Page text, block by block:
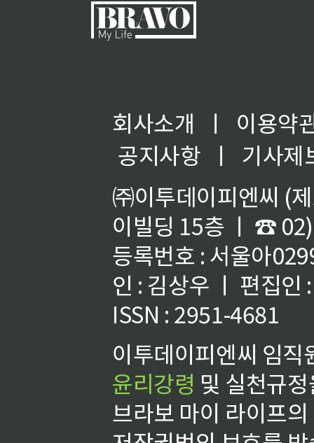
회사소개 ㅣ
이용약
공지사항
ㅣ
기사제
㈜이투데이피엔씨 (
이빌딩 15층 ㅣ ☎
등록번호 : 서울아
인 : 김상우 ㅣ 편집인
ISSN : 2951-4681
이투데이피엔씨 임
윤리강령 및 실천규
브라보 마이 라이프